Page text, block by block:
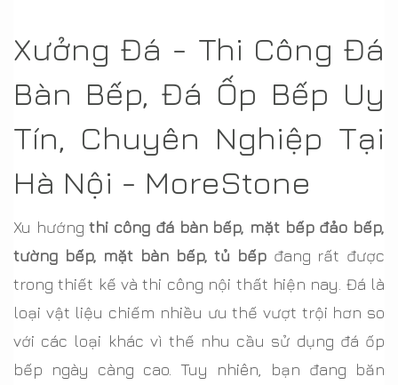
Xưởng Thi Công Đá Bàn Bếp, Mặt Bếp, Tường Bếp
Uy Tín, Chuyên Nghiệp Tại Hà Nội - MoreStone
Ảnh Thực Tế Hoàn Thiện Thi Công Đá Mặt Bếp, Đá
Đảo Bếp, Đá Ốp Tường Bếp, Quầy Bar Bếp Từ Xưởng
Tiêu Chí Đánh Giá Chất Lượng Thi Công Đá Bàn
Bếp, Mặt Bếp
Kinh Nghiệm Lựa Chọn Đá Bếp, Đá Ốp Bếp Ít Người
Biết Đến Từ MoreStone
Hướng Dẫn Sử Dụng và Chăm Sóc Mặt Đá Bếp
Bền Đẹp
Xưởng Đá - Thi Công Đá
Bàn Bếp, Đá Ốp Bếp Uy
Tín, Chuyên Nghiệp Tại
Hà Nội - MoreStone
Xu hướngthi công đá bàn bếp, mặt bếp đảo bếp,
tường bếp, mặt bàn bếp, tủ bếp đang rất được
trong thiết kế và thi công nội thất hiện nay. Đá là
loại vật liệu chiếm nhiều ưu thế vượt trội hơn so
với các loại khác vì thế nhu cầu sử dụng đá ốp
bếp ngày càng cao. Tuy nhiên, bạn đang băn